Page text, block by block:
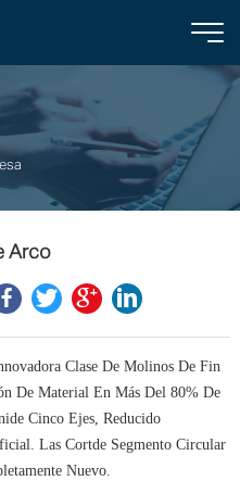
Arco
Clase De Molinos De Fin
De Material En Más Del 80% De
Cinco Ejes, Reducido
Las Cortde Segmento Circular
Nuevo.